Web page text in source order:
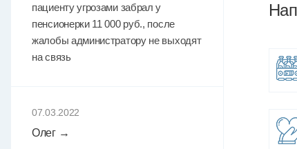
пациенту угрозами забрал у
пенсионерки 11 000 руб., после
жалобы администратору не выходят
на связь
07.03.2022
Олег →